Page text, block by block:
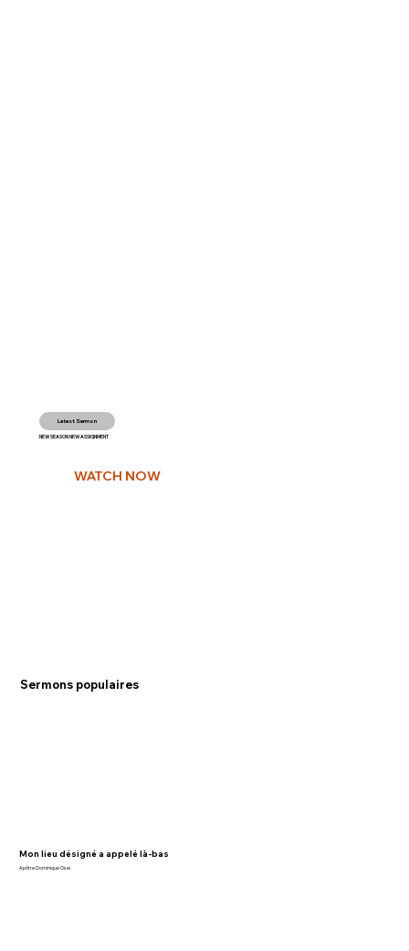
Latest Sermon
NEW SEASON NEW ASSIGNMENT
WATCH NOW
Sermons populaires
Mon lieu désigné a appelé là-bas
Apôtre Dominique Osei